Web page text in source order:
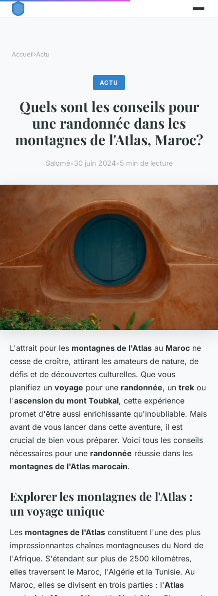
Accueil›Actu
ACTU
Quels sont les conseils pour
une randonnée dans les
montagnes de l'Atlas, Maroc?
Salomé•30 juin 2024•5 min de lecture
L'attrait pour les montagnes de l'Atlas au Maroc ne
cesse de croître, attirant les amateurs de nature, de
défis et de découvertes culturelles. Que vous
planifiez un voyage pour une randonnée, un trek ou
l'ascension du mont Toubkal, cette expérience
promet d'être aussi enrichissante qu'inoubliable. Mais
avant de vous lancer dans cette aventure, il est
crucial de bien vous préparer. Voici tous les conseils
nécessaires pour une randonnée réussie dans les
montagnes de l'Atlas marocain.
Explorer les montagnes de l'Atlas :
un voyage unique
Les montagnes de l'Atlas constituent l'une des plus
impressionnantes chaînes montagneuses du Nord de
l'Afrique. S'étendant sur plus de 2500 kilomètres,
elles traversent le Maroc, l'Algérie et la Tunisie. Au
Maroc, elles se divisent en trois parties : l'Atlas